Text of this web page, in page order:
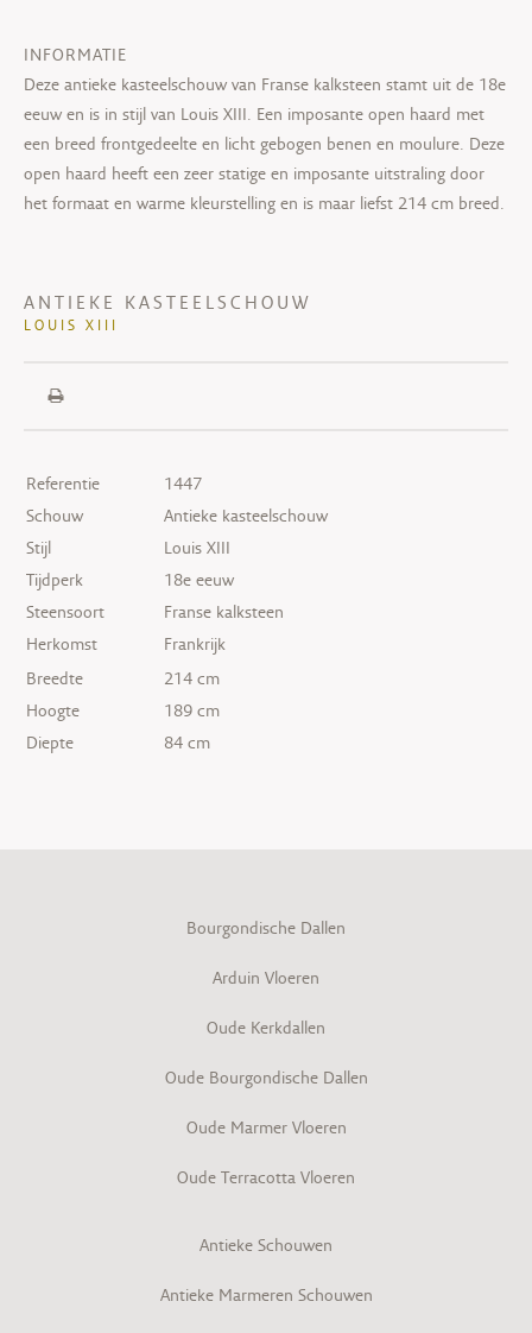
INFORMATIE
Deze antieke kasteelschouw van Franse kalksteen stamt uit de 18e
eeuw en is in stijl van Louis XIII. Een imposante open haard met
een breed frontgedeelte en licht gebogen benen en moulure. Deze
open haard heeft een zeer statige en imposante uitstraling door
het formaat en warme kleurstelling en is maar liefst 214 cm breed.
ANTIEKE KASTEELSCHOUW
LOUIS XIII
Referentie
1447
Schouw
Antieke kasteelschouw
Stijl
Louis XIII
Tijdperk
18e eeuw
Steensoort
Franse kalksteen
Herkomst
Frankrijk
Breedte
214 cm
Hoogte
189 cm
Diepte
84 cm
Bourgondische Dallen
Arduin Vloeren
Oude Kerkdallen
Oude Bourgondische Dallen
Oude Marmer Vloeren
Oude Terracotta Vloeren
Antieke Schouwen
Antieke Marmeren Schouwen